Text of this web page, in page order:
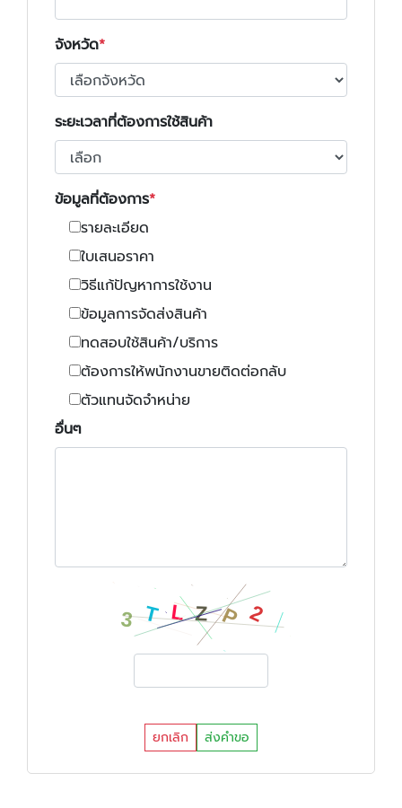
จังหวัด
ระยะเวลาที่ต้องการใช้สินค้า
ข้อมูลที่ต้องการ
รายละเอียด
ใบเสนอราคา
วิธีแก้ปัญหาการใช้งาน
ข้อมูลการจัดส่งสินค้า
ทดสอบใช้สินค้า/บริการ
ต้องการให้พนักงานขายติดต่อกลับ
ตัวแทนจัดจำหน่าย
อื่นๆ
ยกเลิก ส่งคำขอ